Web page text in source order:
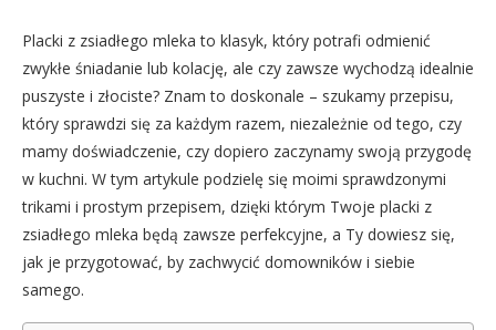
Placki z zsiadłego mleka to klasyk, który potrafi odmienić
zwykłe śniadanie lub kolację, ale czy zawsze wychodzą idealnie
puszyste i złociste? Znam to doskonale – szukamy przepisu,
który sprawdzi się za każdym razem, niezależnie od tego, czy
mamy doświadczenie, czy dopiero zaczynamy swoją przygodę
w kuchni. W tym artykule podzielę się moimi sprawdzonymi
trikami i prostym przepisem, dzięki którym Twoje placki z
zsiadłego mleka będą zawsze perfekcyjne, a Ty dowiesz się,
jak je przygotować, by zachwycić domowników i siebie
samego.